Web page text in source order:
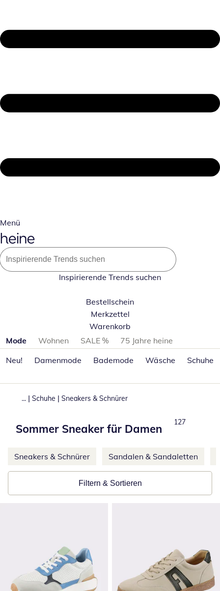
Menü
Inspirierende Trends suchen
Bestellschein
Merkzettel
Warenkorb
Produktkategorien überspringen
Mode Wohnen SALE %
75 Jahre heine
Neu!
Damenmode Bademode Wäsche Schuhe
... | Schuhe | Sneakers & Schnürer
Sommer Sneaker für Damen
Produkte
127
Weitere Kategorien überspringen
Sneakers & Schnürer Sandalen & Sandaletten
Filtern & Sortieren